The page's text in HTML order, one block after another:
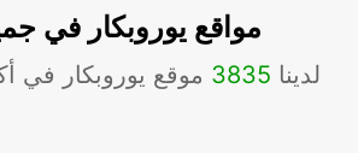
مواقع يوروبكار في
لدينا 3835 موقع يوروبكار في